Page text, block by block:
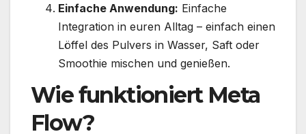
Einfache Anwendung: Einfache
Integration in euren Alltag – einfach einen
Löffel des Pulvers in Wasser, Saft oder
Smoothie mischen und genießen.
Wie funktioniert Meta
Flow?